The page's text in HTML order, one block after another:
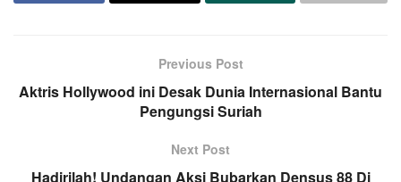
Previous Post
Aktris Hollywood ini Desak Dunia Internasional Bantu
Pengungsi Suriah
Next Post
Hadirilah! Undangan Aksi Bubarkan Densus 88 Di